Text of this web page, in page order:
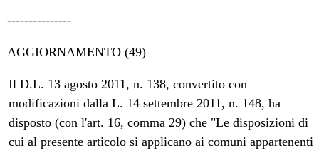
---------------
AGGIORNAMENTO (49)
Il D.L. 13 agosto 2011, n. 138, convertito con
modificazioni dalla L. 14 settembre 2011, n. 148, ha
disposto (con l'art. 16, comma 29) che "Le disposizioni di
cui al presente articolo si applicano ai comuni appartenenti